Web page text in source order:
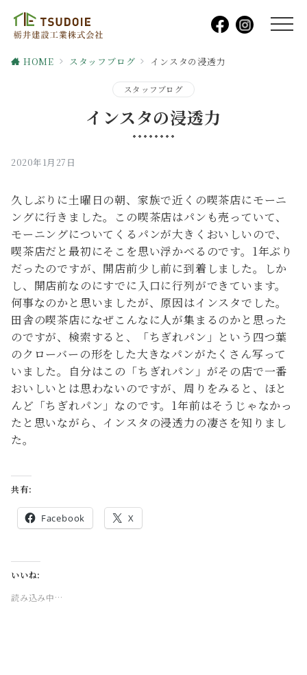
HOME スタッフブログ インスタの浸透力
スタッフブログ
インスタの浸透力
2020年1月27日
久しぶりに土曜日の朝、家族で近くの喫茶店にモーニ
ングに行きました。この喫茶店はパンも売っていて、
モーニングについてくるパンが大きくおいしいので、
喫茶店だと最初にそこを思い浮かべるのです。1年ぶり
だったのですが、開店前少し前に到着しました。しか
し、開店前なのにすでに入口に行列ができています。
何事なのかと思いましたが、原因はインスタでした。
田舎の喫茶店になぜこんなに人が集まるのかと思った
のですが、検索すると、「ちぎれパン」という四つ葉
のクローバーの形をした大きなパンがたくさん写って
いました。自分はこの「ちぎれパン」がその店で一番
おいしいとは思わないのですが、周りをみると、ほと
んど「ちぎれパン」なのです。1年前はそうじゃなかっ
たと思いながら、インスタの浸透力の凄さを知りまし
た。
共有:
Facebook X
いいね:
読み込み中…